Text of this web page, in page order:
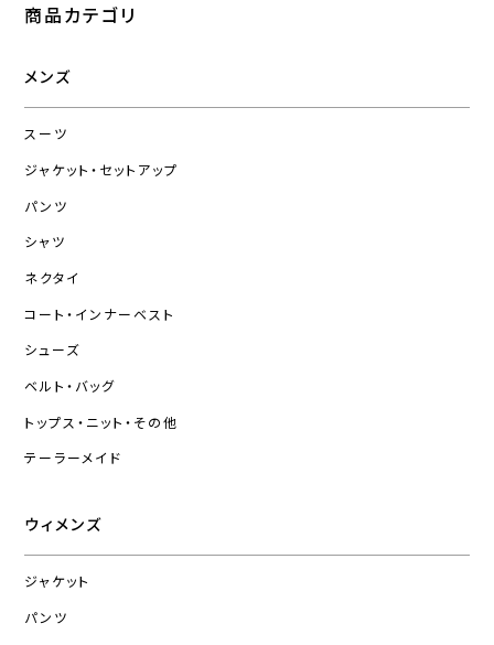
商品カテゴリ
メンズ
スーツ
ジャケット・セットアップ
パンツ
シャツ
ネクタイ
コート・インナーベスト
シューズ
ベルト・バッグ
トップス・ニット・その他
テーラーメイド
ウィメンズ
ジャケット
パンツ